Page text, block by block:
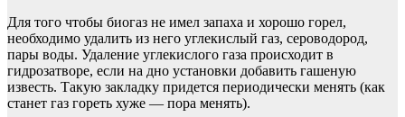
Для того чтобы биогаз не имел запаха и хорошо горел,
необходимо удалить из него углекислый газ, сероводород,
пары воды. Удаление углекислого газа происходит в
гидрозатворе, если на дно установки добавить гашеную
известь. Такую закладку придется периодически менять (как
станет газ гореть хуже — пора менять).